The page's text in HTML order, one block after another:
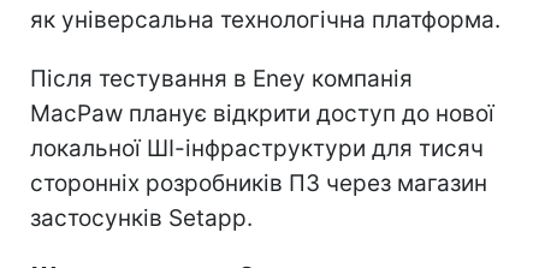
як універсальна технологічна платформа.
Після тестування в Eney компанія
MacPaw планує відкрити доступ до нової
локальної ШІ-інфраструктури для тисяч
сторонніх розробників ПЗ через магазин
застосунків Setapp.